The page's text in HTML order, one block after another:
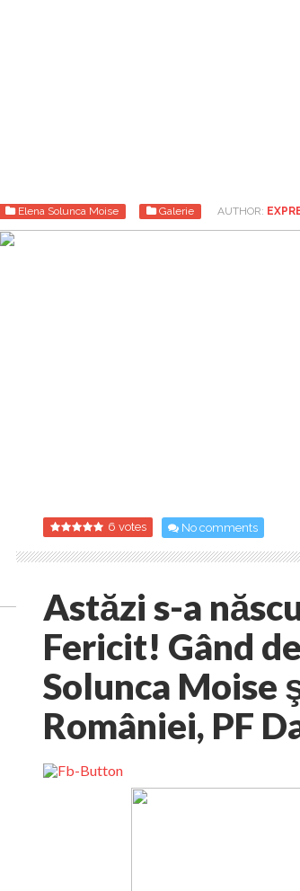
Elena Solunca Moise Galerie AUTHOR:
6 votes No comments
Astăzi s-a
Fericit! Gând
Solunca Moise
României, PF